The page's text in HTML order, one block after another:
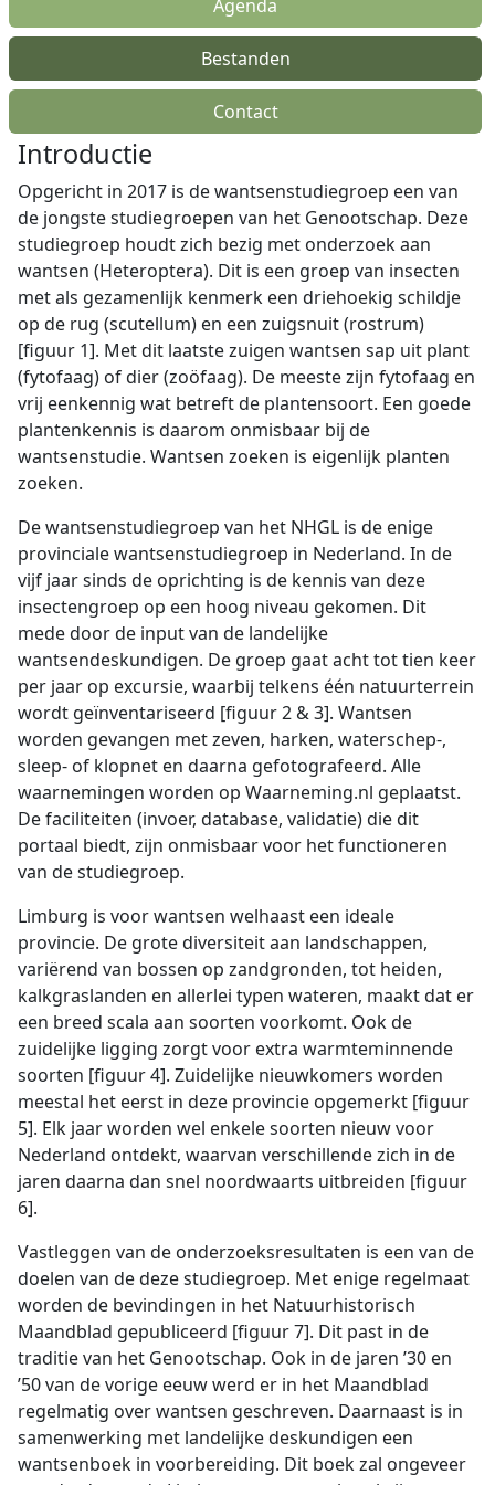
Agenda
Bestanden
Contact
Introductie
Opgericht in 2017 is de wantsenstudiegroep een van
de jongste studiegroepen van het Genootschap. Deze
studiegroep houdt zich bezig met onderzoek aan
wantsen (Heteroptera). Dit is een groep van insecten
met als gezamenlijk kenmerk een driehoekig schildje
op de rug (scutellum) en een zuigsnuit (rostrum)
[figuur 1]. Met dit laatste zuigen wantsen sap uit plant
(fytofaag) of dier (zoöfaag). De meeste zijn fytofaag en
vrij eenkennig wat betreft de plantensoort. Een goede
plantenkennis is daarom onmisbaar bij de
wantsenstudie. Wantsen zoeken is eigenlijk planten
zoeken.
De wantsenstudiegroep van het NHGL is de enige
provinciale wantsenstudiegroep in Nederland. In de
vijf jaar sinds de oprichting is de kennis van deze
insectengroep op een hoog niveau gekomen. Dit
mede door de input van de landelijke
wantsendeskundigen. De groep gaat acht tot tien keer
per jaar op excursie, waarbij telkens één natuurterrein
wordt geïnventariseerd [figuur 2 & 3]. Wantsen
worden gevangen met zeven, harken, waterschep-,
sleep- of klopnet en daarna gefotografeerd. Alle
waarnemingen worden op Waarneming.nl geplaatst.
De faciliteiten (invoer, database, validatie) die dit
portaal biedt, zijn onmisbaar voor het functioneren
van de studiegroep.
Limburg is voor wantsen welhaast een ideale
provincie. De grote diversiteit aan landschappen,
variërend van bossen op zandgronden, tot heiden,
kalkgraslanden en allerlei typen wateren, maakt dat er
een breed scala aan soorten voorkomt. Ook de
zuidelijke ligging zorgt voor extra warmteminnende
soorten [figuur 4]. Zuidelijke nieuwkomers worden
meestal het eerst in deze provincie opgemerkt [figuur
5]. Elk jaar worden wel enkele soorten nieuw voor
Nederland ontdekt, waarvan verschillende zich in de
jaren daarna dan snel noordwaarts uitbreiden [figuur
6].
Vastleggen van de onderzoeksresultaten is een van de
doelen van de deze studiegroep. Met enige regelmaat
worden de bevindingen in het Natuurhistorisch
Maandblad gepubliceerd [figuur 7]. Dit past in de
traditie van het Genootschap. Ook in de jaren ’30 en
’50 van de vorige eeuw werd er in het Maandblad
regelmatig over wantsen geschreven. Daarnaast is in
samenwerking met landelijke deskundigen een
wantsenboek in voorbereiding. Dit boek zal ongeveer